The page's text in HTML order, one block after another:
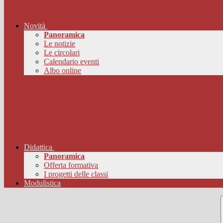
Novità
Panoramica
Le notizie
Le circolari
Calendario eventi
Albo online
Didattica
Panoramica
Offerta formativa
I progetti delle classi
Modulistica